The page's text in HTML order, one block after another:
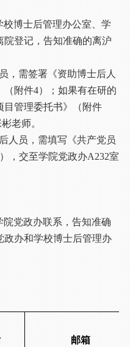
博士后管理办公室、学
院登记，告知准确的离沪
，需签署《资助博士后人
（附件4）；如果有在研的
目管理委托书》（附件
老师。
人员，需填写《共产党员
，交至学院党政办A232室
党政办联系，告知准确
政办和学校博士后管理办
邮箱